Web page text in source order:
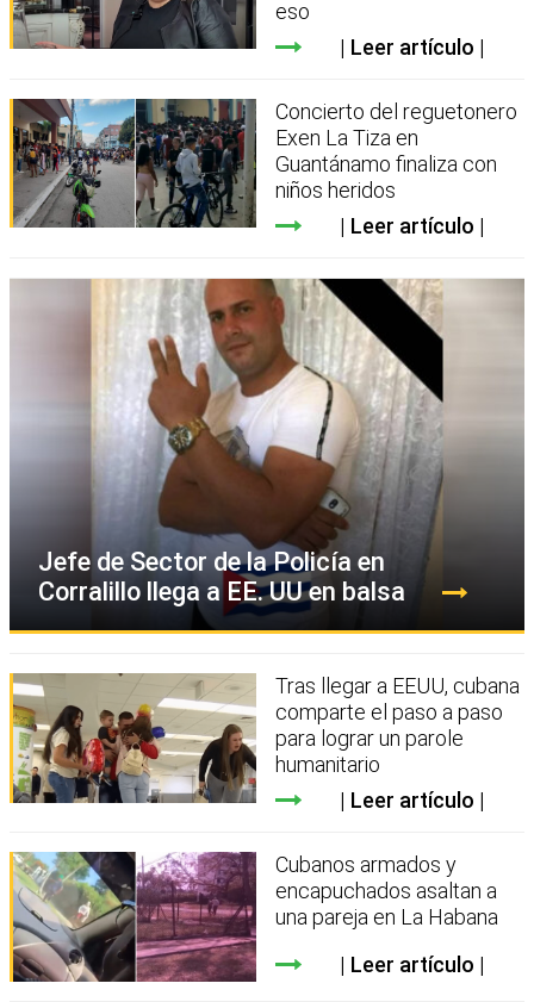
eso
Leer artículo
Concierto del reguetonero
Exen La Tiza en
Guantánamo finaliza con
niños heridos
Leer artículo
Jefe de Sector de la Policía en
Corralillo llega a EE. UU en balsa
Tras llegar a EEUU, cubana
comparte el paso a paso
para lograr un parole
humanitario
Leer artículo
Cubanos armados y
encapuchados asaltan a
una pareja en La Habana
Leer artículo